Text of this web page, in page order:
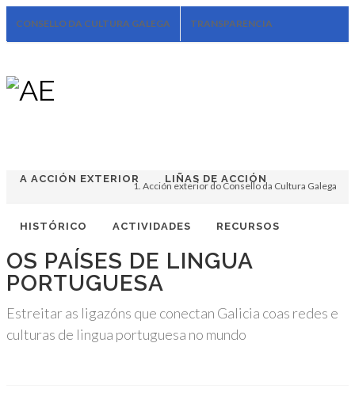
CONSELLO DA CULTURA GALEGA TRANSPARENCIA
A ACCIÓN EXTERIOR LIÑAS DE ACCIÓN
HISTÓRICO ACTIVIDADES RECURSOS
Acción exterior do Consello da Cultura Galega
OS PAÍSES DE LINGUA
PORTUGUESA
Estreitar as ligazóns que conectan Galicia coas redes e
culturas de lingua portuguesa no mundo